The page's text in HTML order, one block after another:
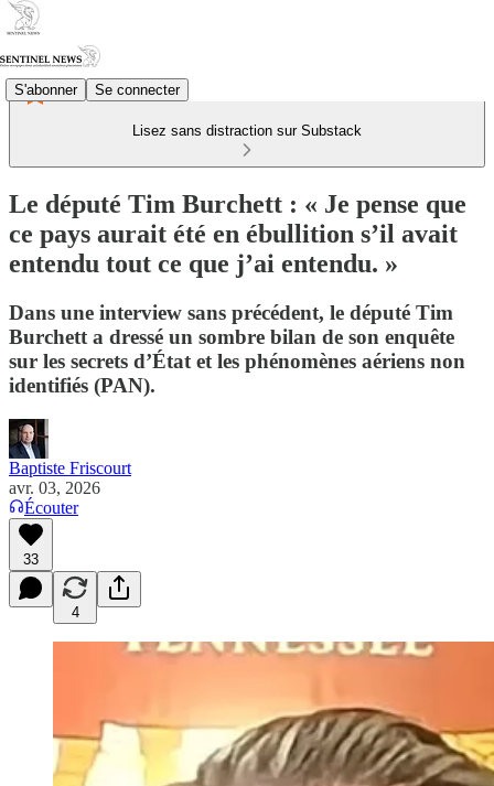
S'abonner Se connecter
Lisez sans distraction sur Substack
Le député Tim Burchett : « Je pense que
ce pays aurait été en ébullition s’il avait
entendu tout ce que j’ai entendu. »
Dans une interview sans précédent, le député Tim
Burchett a dressé un sombre bilan de son enquête
sur les secrets d’État et les phénomènes aériens non
identifiés (PAN).
Baptiste Friscourt
avr. 03, 2026
Écouter
33
4